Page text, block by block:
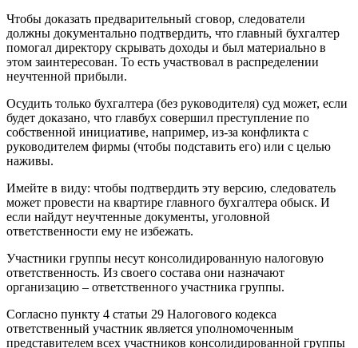
Чтобы доказать предварительный сговор, следователи
должны документально подтвердить, что главный бухгалтер
помогал директору скрывать доходы и был материально в
этом заинтересован. То есть участвовал в распределении
неучтенной прибыли.
Осудить только бухгалтера (без руководителя) суд может, если
будет доказано, что главбух совершил преступление по
собственной инициативе, например, из-за конфликта с
руководителем фирмы (чтобы подставить его) или с целью
наживы.
Имейте в виду: чтобы подтвердить эту версию, следователь
может провести на квартире главного бухгалтера обыск. И
если найдут неучтенные документы, уголовной
ответственности ему не избежать.
Участники группы несут консолидированную налоговую
ответственность. Из своего состава они назначают
организацию – ответственного участника группы.
Согласно пункту 4 статьи 29 Налогового кодекса
ответственный участник является уполномоченным
представителем всех участников консолидированной группы